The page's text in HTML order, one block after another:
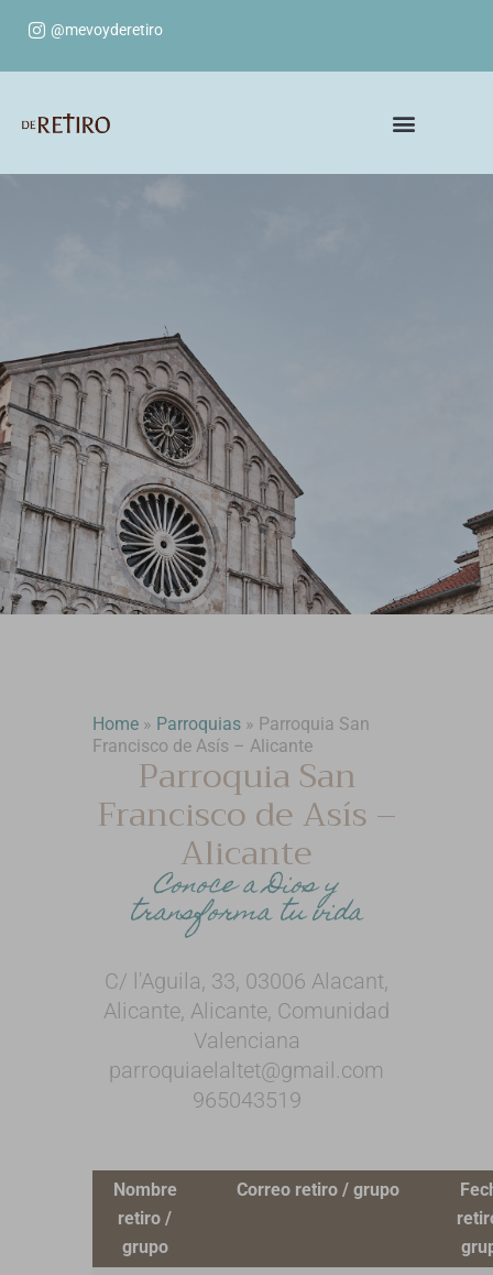
@mevoyderetiro
Home » Parroquias » Parroquia San
Francisco de Asís – Alicante
Parroquia San
Francisco de Asís –
Alicante
Conoce a Dios y
transforma tu vida
C/ l'Aguila, 33, 03006 Alacant,
Alicante, Alicante, Comunidad
Valenciana
parroquiaelaltet@gmail.com
965043519
Nombre
retiro /
grupo
Correo retiro / grupo